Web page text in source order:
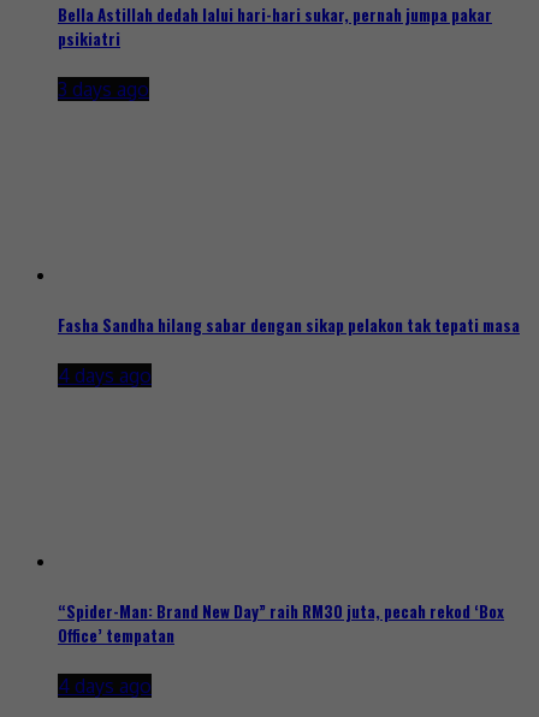
Bella Astillah dedah lalui hari-hari sukar, pernah jumpa pakar
psikiatri
3 days ago
Fasha Sandha hilang sabar dengan sikap pelakon tak tepati masa
4 days ago
“Spider-Man: Brand New Day” raih RM30 juta, pecah rekod ‘Box
Office’ tempatan
4 days ago